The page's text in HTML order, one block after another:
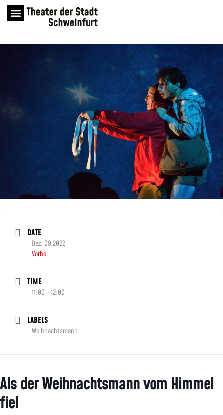
DATE
Dez. 09 2022
Vorbei
TIME
11:00 - 12:00
LABELS
Weihnachtsmann
Als der Weihnachtsmann vom Himmel
fiel